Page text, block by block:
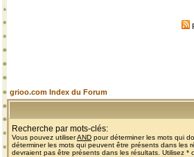
grioo.com Index du Forum
Recherche par mots-clés:
Vous pouvez utiliserAND pour déterminer les mots qui
déterminer les mots qui peuvent être présents dans les
devraient pas être présents dans les résultats. Utilisez *